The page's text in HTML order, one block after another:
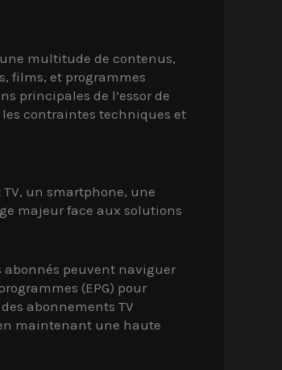
multitude de contenus,
films, et programmes
principales de l’essor de
contraintes techniques et
un smartphone, une
majeur face aux solutions
abonnés peuvent naviguer
(EPG) pour
abonnements TV
maintenant une haute